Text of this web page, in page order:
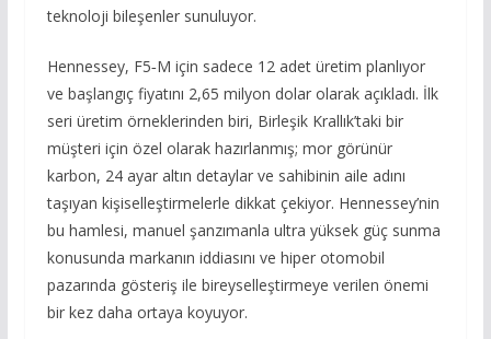
teknoloji bileşenler sunuluyor.
Hennessey, F5‑M için sadece 12 adet üretim planlıyor
ve başlangıç fiyatını 2,65 milyon dolar olarak açıkladı. İlk
seri üretim örneklerinden biri, Birleşik Krallık’taki bir
müşteri için özel olarak hazırlanmış; mor görünür
karbon, 24 ayar altın detaylar ve sahibinin aile adını
taşıyan kişiselleştirmelerle dikkat çekiyor. Hennessey’nin
bu hamlesi, manuel şanzımanla ultra yüksek güç sunma
konusunda markanın iddiasını ve hiper otomobil
pazarında gösteriş ile bireyselleştirmeye verilen önemi
bir kez daha ortaya koyuyor.